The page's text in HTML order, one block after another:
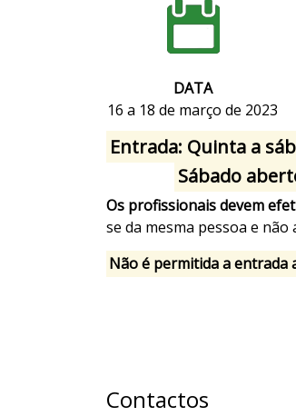
DATA
16 a 18 de março de 2023
Entrada: Quinta a
Sábado
Os profissionais devem
se da mesma pessoa e não
Não é permitida a entrada
Contactos